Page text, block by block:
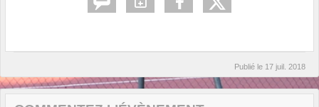
Publié le 17 juil. 2018